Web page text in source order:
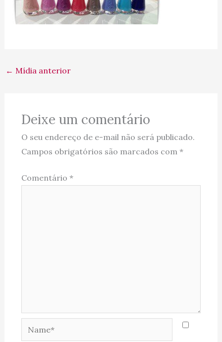
← Mídia anterior
Deixe um comentário
O seu endereço de e-mail não será publicado.
Campos obrigatórios são marcados com *
Comentário *
Name*